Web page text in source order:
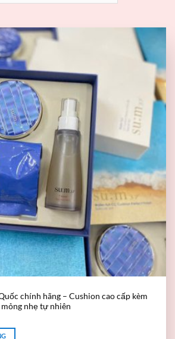
chính hãng – Cushion cao cấp kèm
nhẹ tự nhiên